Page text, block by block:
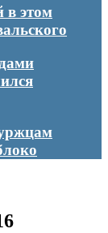
в этом